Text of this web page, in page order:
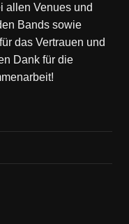
allen Venues und
Bands sowie
das Vertrauen und
Dank für die